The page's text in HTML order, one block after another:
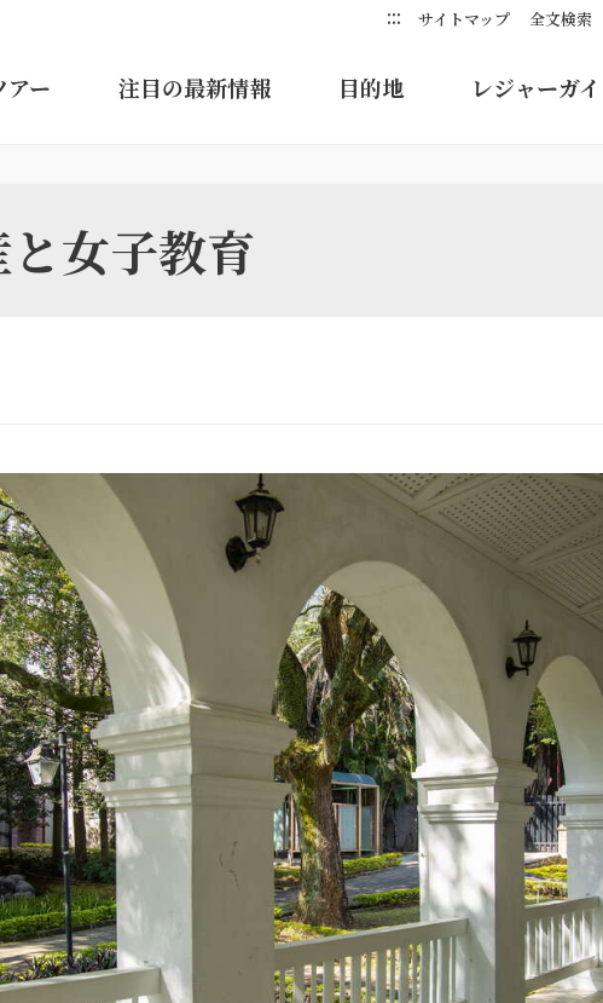
::: サイトマップ 全文検索
アー 注目の最新情報 目的地 レジャーガ
女子教育